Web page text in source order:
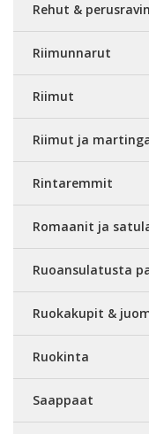
Rehut &
Riimunnarut
Riimut
Riimut ja
Rintaremmit
Romaanit ja
Ruoansulatusta
Ruokakupit &
Ruokinta
Saappaat